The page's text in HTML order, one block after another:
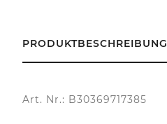
PRODUKTBESCHREIBUNG
Art. Nr.: B30369717385